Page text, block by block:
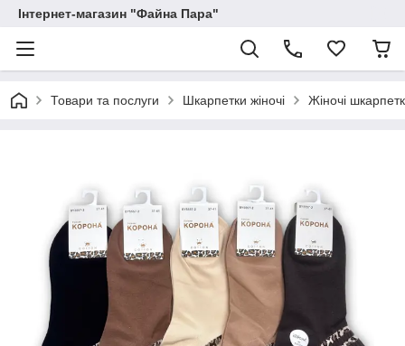
Інтернет-магазин "Файна Пара"
Товари та послуги Шкарпетки жіночі Жіночі